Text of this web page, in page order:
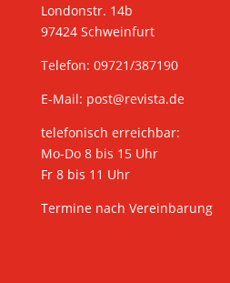
Londonstr. 14b
97424 Schweinfurt
Telefon: 09721/387190
E-Mail: post@revista.de
telefonisch erreichbar:
Mo-Do 8 bis 15 Uhr
Fr 8 bis 11 Uhr
Termine nach Vereinbarung